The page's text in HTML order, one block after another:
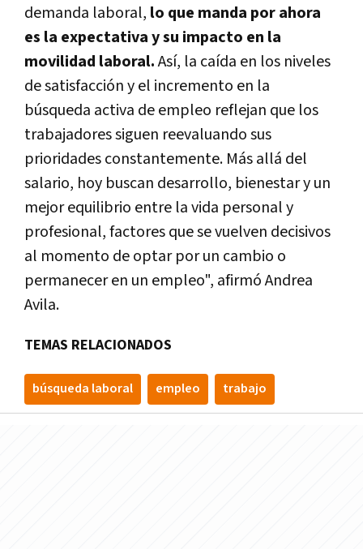
demanda laboral, lo que manda por ahora
es la expectativa y su impacto en la
movilidad laboral.Así, la caída en los niveles
de satisfacción y el incremento en la
búsqueda activa de empleo reflejan que los
trabajadores siguen reevaluando sus
prioridades constantemente. Más allá del
salario, hoy buscan desarrollo, bienestar y un
mejor equilibrio entre la vida personal y
profesional, factores que se vuelven decisivos
al momento de optar por un cambio o
permanecer en un empleo", afirmó Andrea
Avila.
TEMAS RELACIONADOS
búsqueda laboral empleo trabajo